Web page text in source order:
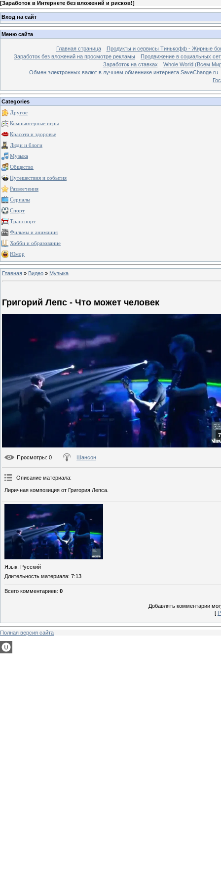
[Заработок в Интернете без вложений и рисков!]
Вход на сайт
Меню сайта
Главная страница
Продукты и сервисы Тинькофф - Жирные
Заработок без вложений на просмотре рекламы
Продвижение в социальных
Заработок на ставках
Whole World (Всем
Обмен электронных валют в лучшем обменнике интернета SaveChange.ru
Categories
Другое
Компьютерные игры
Красота и здоровье
Люди и блоги
Музыка
Общество
Путешествия и события
Развлечения
Сериалы
Спорт
Транспорт
Фильмы и анимация
Хобби и образование
Юмор
Главная » Видео » Музыка
Григорий Лепс - Что может человек
Просмотры: 0 Шансон
Описание материала:
Лиричная композиция от Григория Лепса.
Язык: Русский
Длительность материала: 7:13
Всего комментариев: 0
Добавлять комментарии
[
Полная версия сайта